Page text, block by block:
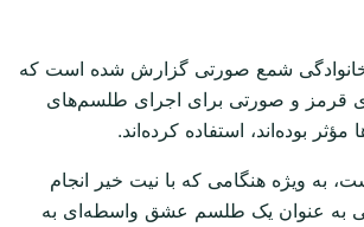
شمع صورتی گزارش شده است که
قرمز و صورتی برای اجرای طلسم‌های
بوده‌اند، استفاده کرده‌اند.
به ویژه هنگامی که با نیت خیر انجام
به عنوان یک طلسم عشق واسطه‌ای به